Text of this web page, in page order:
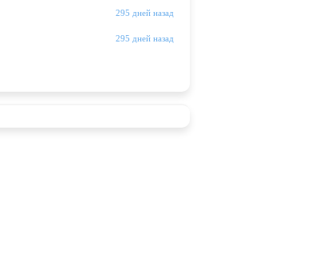
295 дней назад
295 дней назад